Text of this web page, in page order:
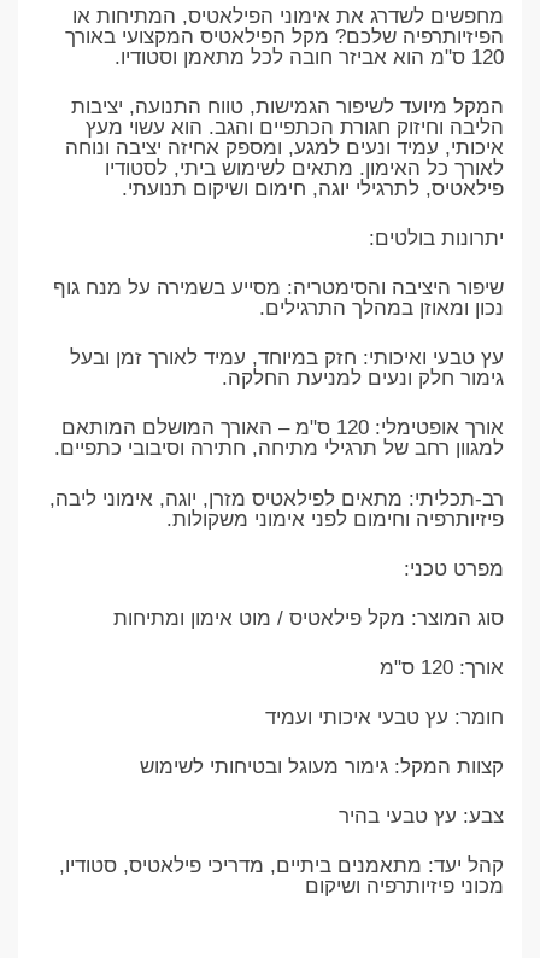
​מחפשים לשדרג את אימוני הפילאטיס, המתיחות או
הפיזיותרפיה שלכם? מקל הפילאטיס המקצועי באורך
120 ס"מ הוא אביזר חובה לכל מתאמן וסטודיו.
​המקל מיועד לשיפור הגמישות, טווח התנועה, יציבות
הליבה וחיזוק חגורת הכתפיים והגב. הוא עשוי מעץ
איכותי, עמיד ונעים למגע, ומספק אחיזה יציבה ונוחה
לאורך כל האימון. מתאים לשימוש ביתי, לסטודיו
פילאטיס, לתרגילי יוגה, חימום ושיקום תנועתי.
​יתרונות בולטים:
​שיפור היציבה והסימטריה: מסייע בשמירה על מנח גוף
נכון ומאוזן במהלך התרגילים.
​עץ טבעי ואיכותי: חזק במיוחד, עמיד לאורך זמן ובעל
גימור חלק ונעים למניעת החלקה.
​אורך אופטימלי: 120 ס"מ – האורך המושלם המותאם
למגוון רחב של תרגילי מתיחה, חתירה וסיבובי כתפיים.
​רב-תכליתי: מתאים לפילאטיס מזרן, יוגה, אימוני ליבה,
פיזיותרפיה וחימום לפני אימוני משקולות.
​מפרט טכני:
​סוג המוצר: מקל פילאטיס / מוט אימון ומתיחות
​אורך: 120 ס"מ
​חומר: עץ טבעי איכותי ועמיד
​קצוות המקל: גימור מעוגל ובטיחותי לשימוש
​צבע: עץ טבעי בהיר
​קהל יעד: מתאמנים ביתיים, מדריכי פילאטיס, סטודיו,
מכוני פיזיותרפיה ושיקום